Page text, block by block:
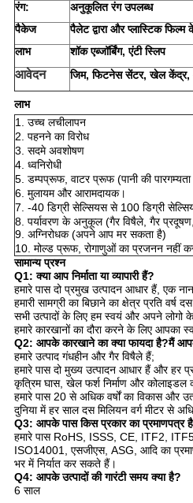
रंग:
अनुकूलित रंग उपलब्ध
पैकेज
पैलेट द्वारा और प्लास्टिक
लाभ
शॉक एब्जॉर्बिंग, एंटी स्लिप
आवेदन जिम, फिटनेस सेंटर, खेल केंद्र,
लाभ
1. उच्च लचीलापन
2. पहनने का विरोध
3. सदमे अवशोषण
4. ध्वनिरोधी
5. डम्पप्रूफ, वाटर प्रूफ (पानी की
6. मुलायम और आरामदायक।
7. -40 डिग्री सेल्सियस से 100 डिग्री
8. पर्यावरण के अनुकूल (गैर विषैले, गैर
9. अग्निरोधक(अपने आप मर सकता है)
10. मोल्ड प्रूफ, रोगाणुओं का प्रजनन नहीं
सामान्य प्रश्न
Q1: क्या आप निर्माता या व्यापारी हैं?
हमारे पास दो प्रमुख उत्पादन आधार हैं, एक
हमारी सामग्री का बिछाने का क्षेत्र प्रति वर्ष
सभी उत्पादों के लिए हम स्वयं और अपने लोगो
हमारे कारखानों का दौरा करने के लिए आपका
Q2: आपके कारखाने का क्या फायदा है?मैं
हमारे उत्पाद गंधहीन और गैर विषैले हैं;
हमारे पास दो मुख्य उत्पादन आधार हैं और हर
कृत्रिम घास, खेल फर्श निर्माण और
हमारे पास 20 से अधिक वर्षों का विकास और
दुनिया में हर साल दस मिलियन वर्ग मीटर से
Q3: आपके पास किस प्रकार का प्रमाणपत्र
हमारे पास RoHS, ISSS, CE, ITF2,
ISO14001, एसजीएस, ASG, आदि का
भर में निर्यात कर सकते हैं।
Q4: आपके उत्पादों की गारंटी समय क्या है?
6 साल